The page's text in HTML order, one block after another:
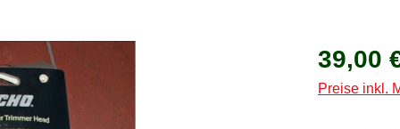
Regulärer
39,00
Preise inkl.